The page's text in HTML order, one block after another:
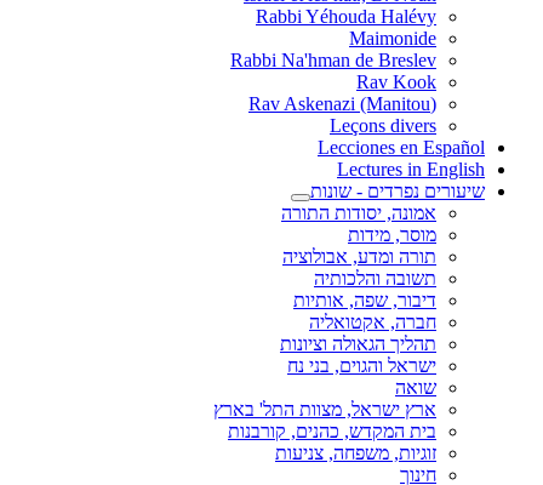
Rabbi Yéhouda Halévy
Maimonide
Rabbi Na'hman de Breslev
Rav Kook
(Rav Askenazi (Manitou
Leçons divers
Lecciones en Español
Lectures in English
שיעורים נפרדים - שונות
אמונה, יסודות התורה
מוסר, מידות
תורה ומדע, אבולוציה
תשובה והלכותיה
דיבור, שפה, אותיות
חברה, אקטואליה
תהליך הגאולה וציונות
ישראל והגוים, בני נח
שואה
ארץ ישראל, מצוות התל' בארץ
בית המקדש, כהנים, קורבנות
זוגיות, משפחה, צניעות
חינוך